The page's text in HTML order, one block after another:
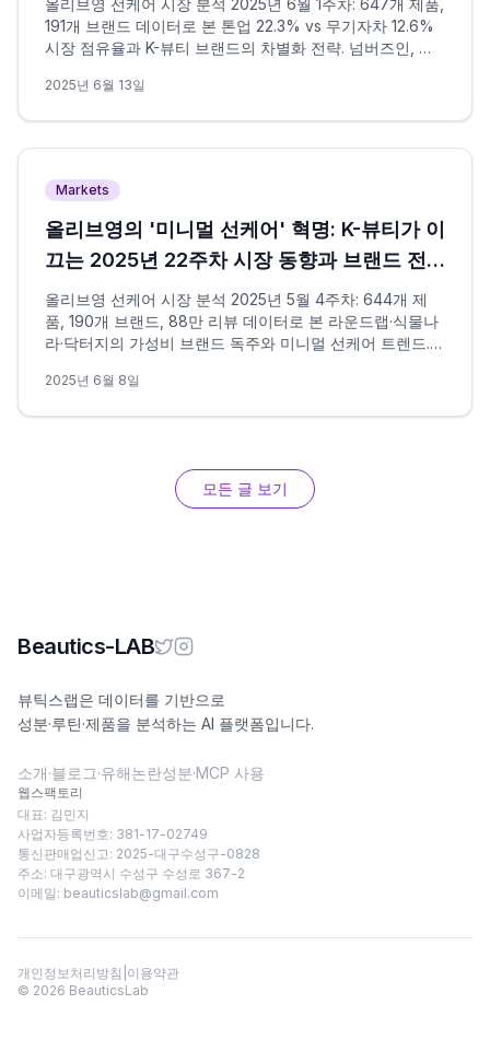
올리브영 선케어 시장 분석 2025년 6월 1주차: 647개 제품,
191개 브랜드 데이터로 본 톤업 22.3% vs 무기자차 12.6%
시장 점유율과 K-뷰티 브랜드의 차별화 전략. 넘버즈인, 달
2025년 6월 13일
Markets
올리브영의 '미니멀 선케어' 혁명: K-뷰티가 이
끄는 2025년 22주차 시장 동향과 브랜드 전
략 분석
올리브영 선케어 시장 분석 2025년 5월 4주차: 644개 제
품, 190개 브랜드, 88만 리뷰 데이터로 본 라운드랩·식물나
라·닥터지의 가성비 브랜드 독주와 미니멀 선케어 트렌드.
2025년 6월 8일
모든 글 보기
Beautics-LAB
뷰틱스랩은 데이터를 기반으로
성분·루틴·제품을 분석하는 AI 플랫폼입니다.
소개·블로그·유해논란성분·MCP 사용
웹스팩토리
대표: 김민지
사업자등록번호: 381-17-02749
통신판매업신고: 2025-대구수성구-0828
주소: 대구광역시 수성구 수성로 367-2
이메일: beauticslab@gmail.com
개인정보처리방침 이용약관
© 2026 BeauticsLab